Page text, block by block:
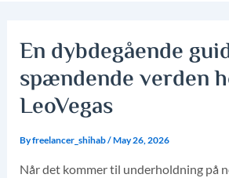
En dybdegående
spændende verden
LeoVegas
Byfreelancer_shihab/May 26, 2026
Når det kommer til underholdning på